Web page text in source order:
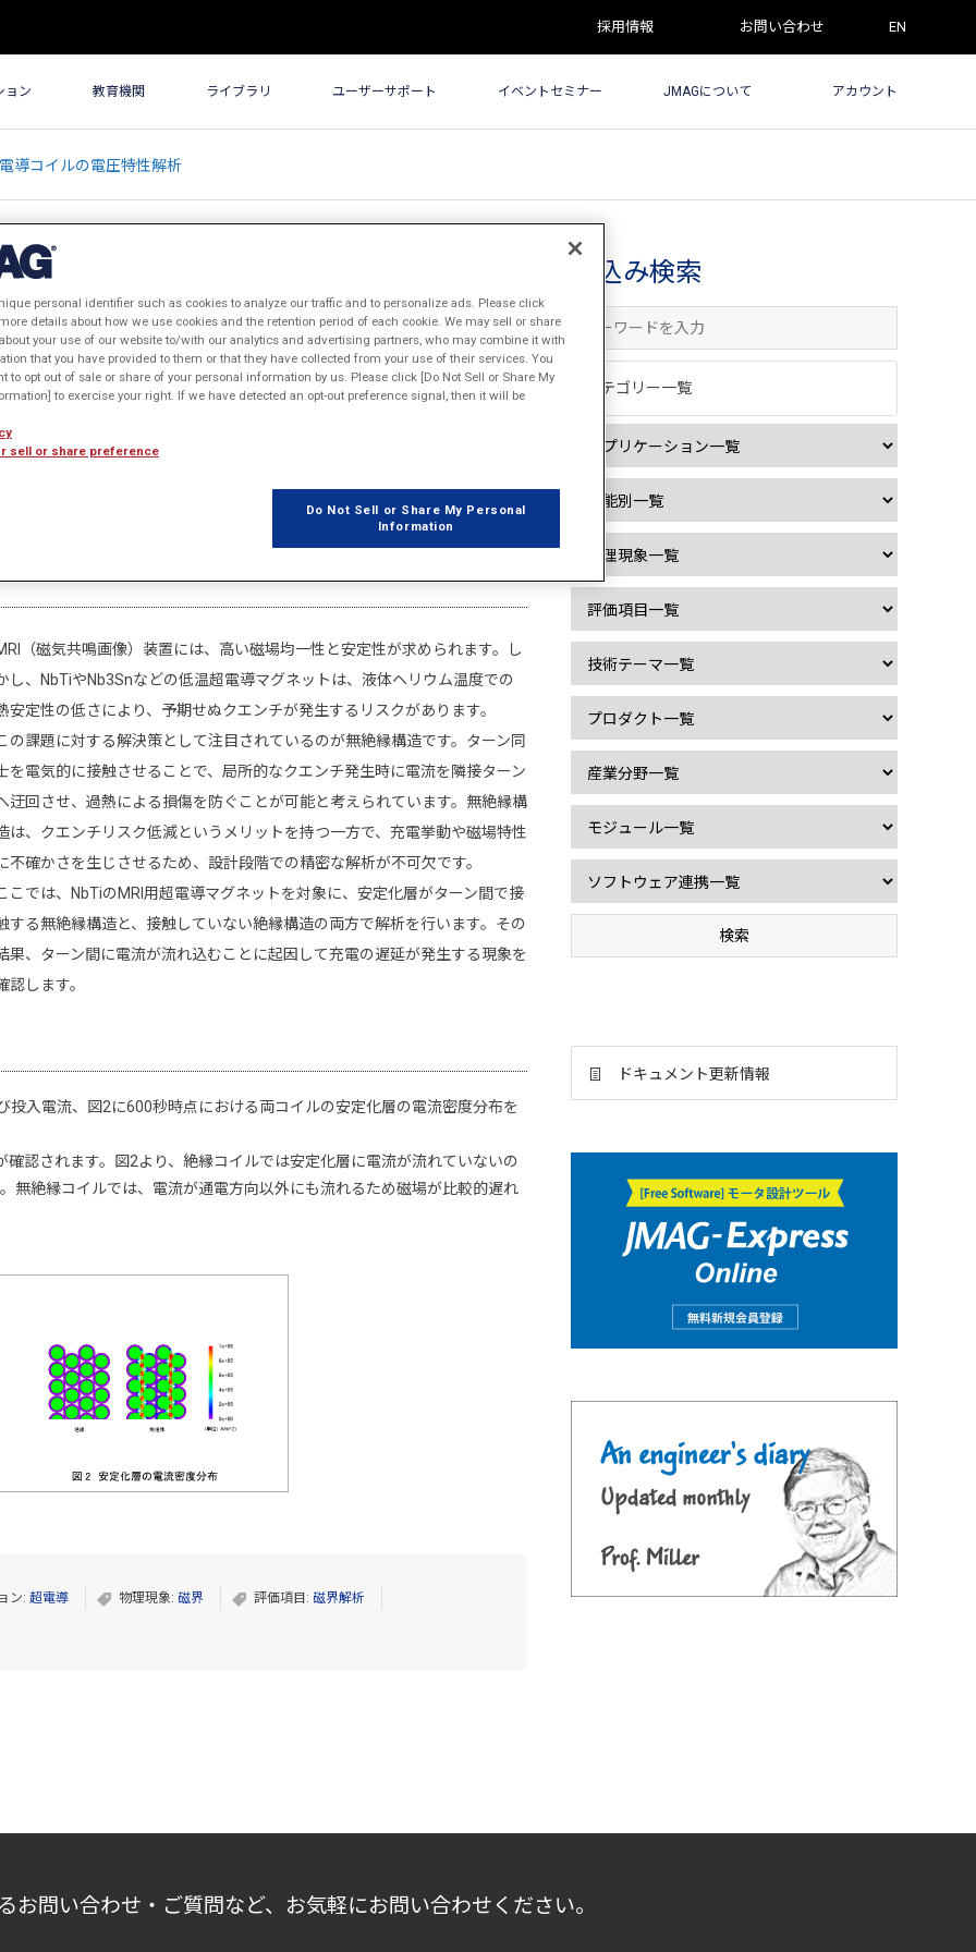
採用情報 お問い合わせ EN
ョン 教育機関 ライブラリ ユーザーサポート イベントセミナー JMAGについて アカウント
導コイルの電圧特性解析
コイルの電圧特性解析
するとデータがダウンロードできます
アプリケーションノート / モデルデータ
（磁気共鳴画像）装置には、高い磁場均一性と安定性が求められます。し
し、NbTiやNb3Snなどの低温超電導マグネットは、液体ヘリウム温度での
安定性の低さにより、予期せぬクエンチが発生するリスクがあります。
の課題に対する解決策として注目されているのが無絶縁構造です。ターン同
を電気的に接触させることで、局所的なクエンチ発生時に電流を隣接ターン
迂回させ、過熱による損傷を防ぐことが可能と考えられています。無絶縁構
は、クエンチリスク低減というメリットを持つ一方で、充電挙動や磁場特性
不確かさを生じさせるため、設計段階での精密な解析が不可欠です。
こでは、NbTiのMRI用超電導マグネットを対象に、安定化層がターン間で接
する無絶縁構造と、接触していない絶縁構造の両方で解析を行います。その
果、ターン間に電流が流れ込むことに起因して充電の遅延が発生する現象を
認します。
入電流、図2に600秒時点における両コイルの安定化層の電流密度分布を
認されます。図2より、絶縁コイルでは安定化層に電流が流れていないの
無絶縁コイルでは、電流が通電方向以外にも流れるため磁場が比較的遅れ
ン: 超電導 物理現象: 磁界 評価項目: 磁界解析
絞込み検索
カテゴリー一覧
ドキュメント更新情報
お問い合わせ・ご質問など、お気軽にお問い合わせください。
personal identifier such as cookies to analyze our traffic and to personalize ads. Please click
details about how we use cookies and the retention period of each cookie. We may sell or share
your use of our website to/with our analytics and advertising partners, who may combine it with
that you have provided to them or that they have collected from your use of their services. You
to opt out of sale or share of your personal information by us. Please click [Do Not Sell or Share My
to exercise your right. If we have detected an opt-out preference signal, then it will be
sell or share preference
Do Not Sell or Share My Personal
Information